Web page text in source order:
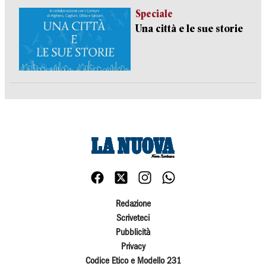
Speciale
Una città e le sue storie
Redazione
Scriveteci
Pubblicità
Privacy
Codice Etico e Modello 231